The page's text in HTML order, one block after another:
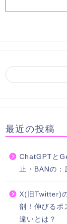
最近の投稿
ChatGPTと
止・BANの：
X(旧Twitter)
剖！伸びるポ
違いとは？